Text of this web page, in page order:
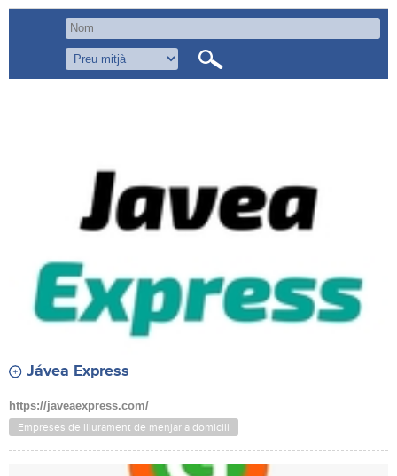
Jávea Express
https://javeaexpress.com/
Empreses de lliurament de menjar a domicili